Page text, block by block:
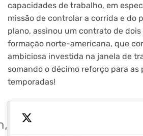
capacidades de trabalho, em
missão de controlar a corrida e do
plano, assinou um contrato de dois
formação norte-americana, que
ambiciosa investida na janela de
somando o décimo reforço para as
temporadas!